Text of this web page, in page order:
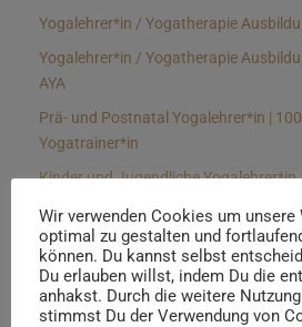
Yogalehrer*in / Yogatherapie
Yogalehrer*in / Yogatherapie
AYA
Prä- und Postnatal Yogalehrer*in |
Yogatrainer*in
Kinder und Jugendliche Yogalehrer*in
Yin Yogalehrer*in | 100 h &
Hormon Yogalehrer*in /
Stressmanagementtrainer*in | 70h
Wir verwenden Cookies um
optimal zu gestalten und
können. Du kannst selbst
Du erlauben willst, indem Du die
anhakst. Durch die weitere
stimmst Du der Verwendung von